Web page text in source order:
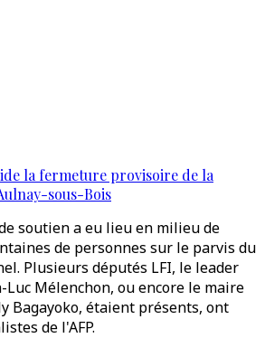
la fermeture provisoire de la
sous-Bois
soutien a eu lieu en milieu de
de personnes sur le parvis du
Plusieurs députés LFI, le leader
Luc Mélenchon, ou encore le maire
Bagayoko, étaient présents, ont
de l'AFP.